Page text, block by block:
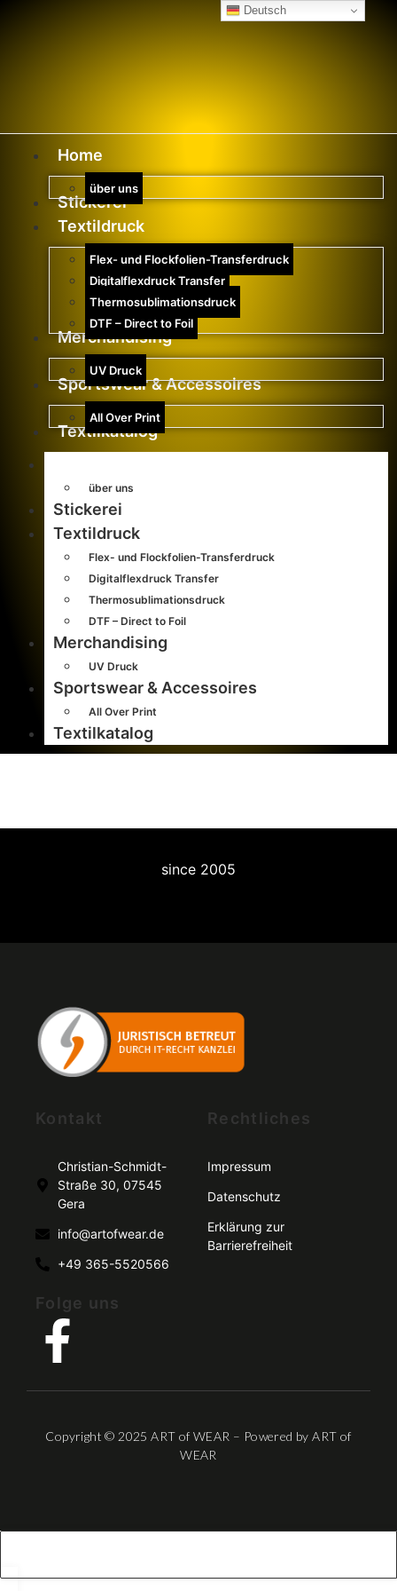
Home
über uns
Stickerei
Textildruck
Flex- und Flockfolien-Transferdruck
Digitalflexdruck Transfer
Thermosublimationsdruck
DTF – Direct to Foil
Merchandising
UV Druck
Sportswear & Accessoires
All Over Print
Textilkatalog
über uns
Stickerei
Textildruck
Flex- und Flockfolien-Transferdruck
Digitalflexdruck Transfer
Thermosublimationsdruck
DTF – Direct to Foil
Merchandising
UV Druck
Sportswear & Accessoires
All Over Print
Textilkatalog
since 2005
Kontakt
Christian-Schmidt-
Straße 30, 07545
Gera
info@artofwear.de
+49 365-5520566
Rechtliches
Impressum
Datenschutz
Erklärung zur
Barrierefreiheit
Folge uns
Copyright © 2025 ART of WEAR – Powered by ART of
WEAR
Deutsch